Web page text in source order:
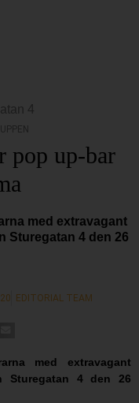
pop up-bar
med extravagant
Sturegatan 4 den 26
EDITORIAL TEAM
med extravagant
Sturegatan 4 den 26